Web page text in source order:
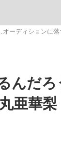
ーディションに
んだろ
亜華梨